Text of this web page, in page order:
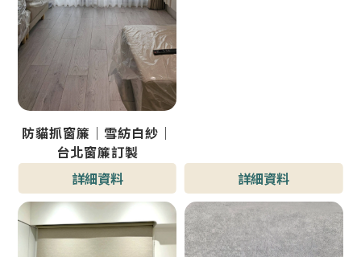
防貓抓窗簾｜雪紡白紗｜
台北窗簾訂製
詳細資料
詳細資料